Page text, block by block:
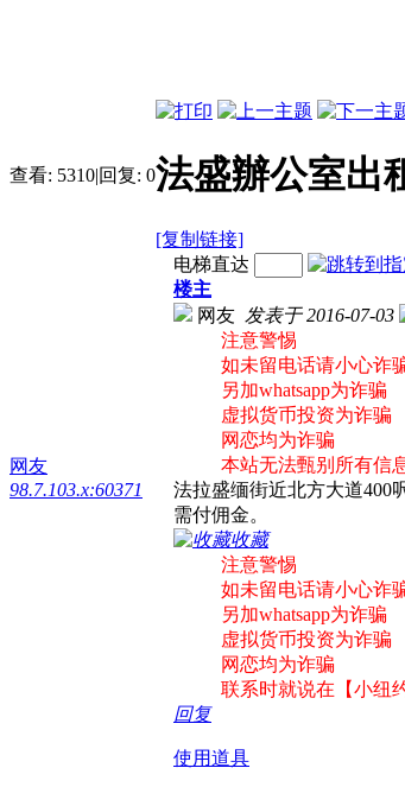
查看: 5310|回复: 0法盛辦公室出
[复制链接]
网友
98.7.103.x:60371
电梯直达
楼主
网友 发表于 2016-07-03
注意警惕
如未留电话请小心诈
另加whatsapp为诈骗
虚拟货币投资为诈骗
网恋均为诈骗
本站无法甄别所有信
法拉盛缅街近北方大道400
需付佣金。
收藏
注意警惕
如未留电话请小心诈
另加whatsapp为诈骗
虚拟货币投资为诈骗
网恋均为诈骗
联系时就说在【小纽
回复
使用道具